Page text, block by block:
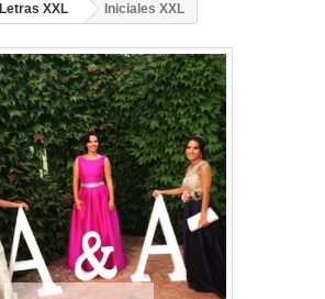
Letras XXL Iniciales XXL